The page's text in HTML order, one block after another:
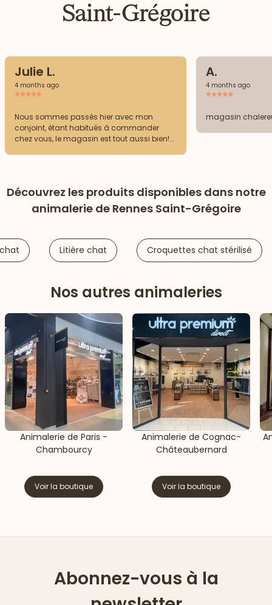
Saint-Grégoire
Julie L.
4 months ago
Nous sommes passés hier avec mon
conjoint, étant habitués à commander
chez vous, le magasin est tout aussi bien!
A.
4 months ago
magasin
Découvrez les produits disponibles dans notre
animalerie de Rennes Saint-Grégoire
Litière chat Croquettes chat stérilisé
Nos autres animaleries
Animalerie de Paris -
Chambourcy
Voir la boutique
Animalerie de Cognac-
Châteaubernard
Voir la boutique
Abonnez-vous à la